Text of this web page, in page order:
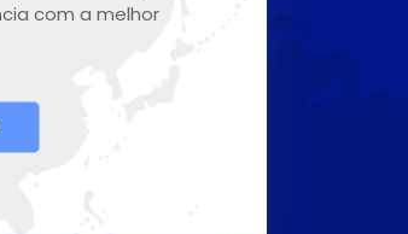
com a melhor